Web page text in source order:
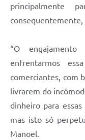
principalmente
consequentemente,
“O
enfrentarmos
comerciantes, com
livrarem do
dinheiro para
mas isto só
Manoel.